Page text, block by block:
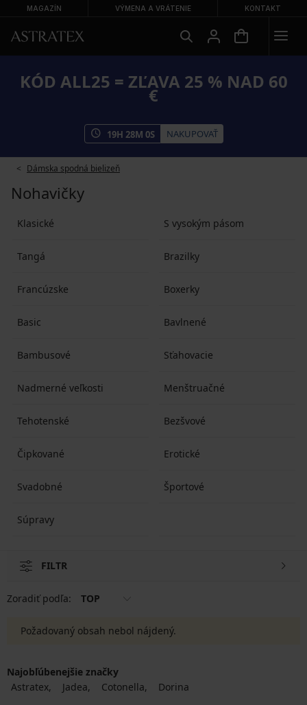
MAGAZÍN VÝMENA A VRÁTENIE KONTAKT
KÓD ALL25 = ZĽAVA 25 % NAD 60
€
19H 27M 59S NAKUPOVAŤ
Dámska spodná bielizeň
Nohavičky
Klasické S vysokým pásom
Tangá Brazilky
Francúzske Boxerky
Basic Bavlnené
Bambusové Sťahovacie
Nadmerné veľkosti Menštruačné
Tehotenské Bezšvové
Čipkované Erotické
Svadobné Športové
Súpravy
FILTR
Zoradiť podľa: TOP
Požadovaný obsah nebol nájdený.
Najobľúbenejšie značky
Astratex
Jadea Cotonella Dorina